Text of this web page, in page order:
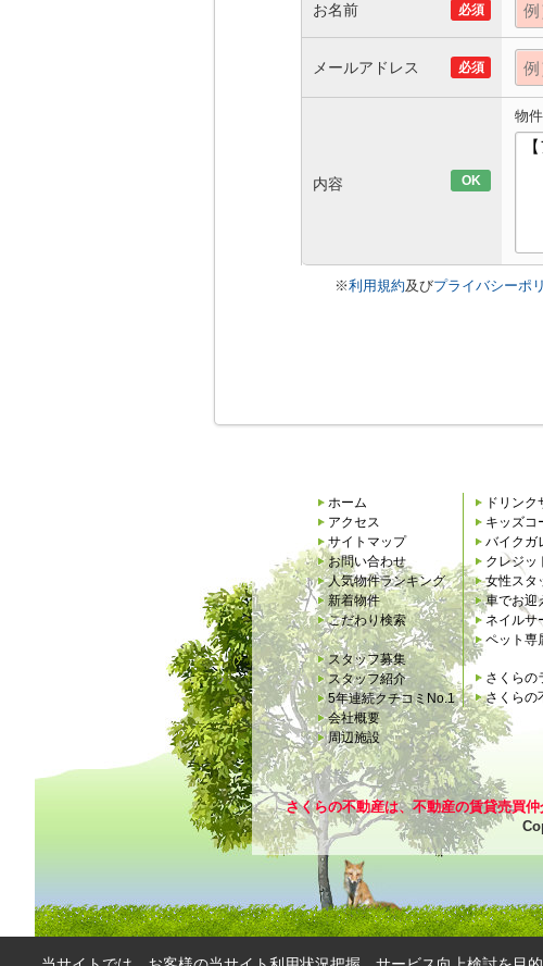
お名前 必須
メールアドレス 必須
内容 OK
物
※利用規約及びプライバシーポ
ホーム
アクセス
サイトマップ
お問い合わせ
人気物件ランキング
新着物件
こだわり検索
スタッフ募集
スタッフ紹介
5年連続クチコミNo.1
会社概要
周辺施設
ドリンク
キッズコ
バイクガ
クレジッ
女性スタ
車でお迎
ネイルサ
ペット専
さくらの
さくらの
さくらの不動産は、不動産の賃貸売買